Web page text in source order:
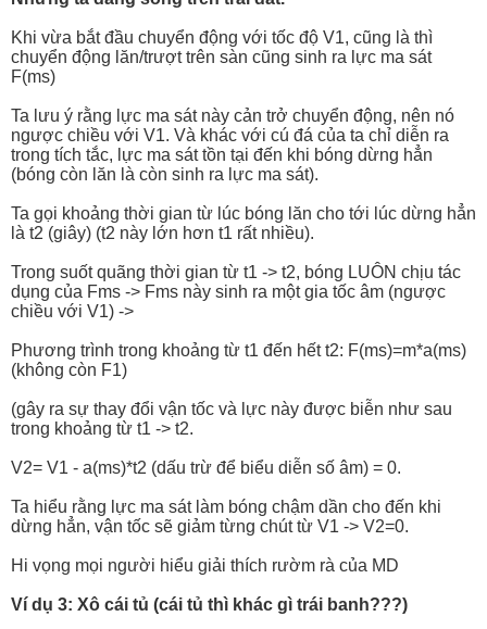
Khi vừa bắt đầu chuyển động với tốc độ V1, cũng là thì
chuyển động lăn/trượt trên sàn cũng sinh ra lực ma sát
F(ms)
Ta lưu ý rằng lực ma sát này cản trở chuyển động, nên nó
ngược chiều với V1. Và khác với cú đá của ta chỉ diễn ra
trong tích tắc, lực ma sát tồn tại đến khi bóng dừng hẳn
(bóng còn lăn là còn sinh ra lực ma sát).
Ta gọi khoảng thời gian từ lúc bóng lăn cho tới lúc dừng hẳn
là t2 (giây) (t2 này lớn hơn t1 rất nhiều).
Trong suốt quãng thời gian từ t1 -> t2, bóng LUÔN chịu tác
dụng của Fms -> Fms này sinh ra một gia tốc âm (ngược
chiều với V1) ->
Phương trình trong khoảng từ t1 đến hết t2: F(ms)=m*a(ms)
(không còn F1)
(gây ra sự thay đổi vận tốc và lực này được biễn như sau
trong khoảng từ t1 -> t2.
V2= V1 - a(ms)*t2 (dấu trừ để biểu diễn số âm) = 0.
Ta hiểu rằng lực ma sát làm bóng chậm dần cho đến khi
dừng hẳn, vận tốc sẽ giảm từng chút từ V1 -> V2=0.
Hi vọng mọi người hiểu giải thích rườm rà của MD
Ví dụ 3: Xô cái tủ (cái tủ thì khác gì trái banh???)